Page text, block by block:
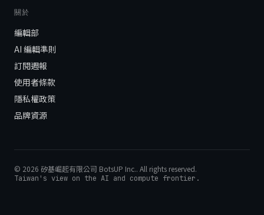
關於
編輯部
AI 編輯準則
訂閱週報
使用者條款
隱私權政策
品牌資源
© 2026 矽基崛起有限公司 BotsUP Inc.. All rights reserved.
Taiwan's view on the AI and compute frontier.